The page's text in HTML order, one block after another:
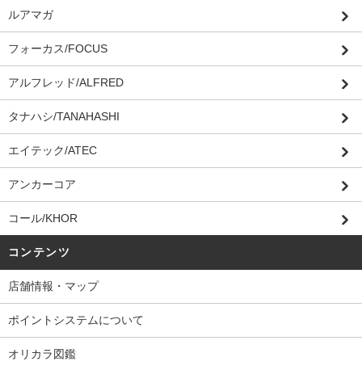
ルアマガ
フォーカス/FOCUS
アルフレッド/ALFRED
タナハシ/TANAHASHI
エイテック/ATEC
アンカーコア
コール/KHOR
コンテンツ
店舗情報・マップ
ポイントシステムについて
オリカラ図鑑